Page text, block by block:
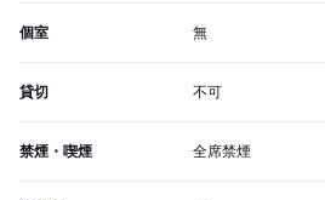
個室 無
貸切 不可
禁煙・喫煙 全席禁煙